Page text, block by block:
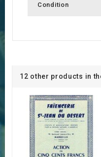
Condition
12 other products in